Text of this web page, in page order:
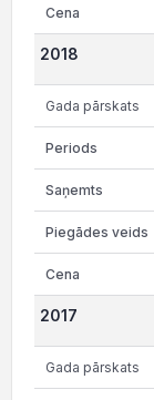
2018
Gada pārskats
2017
Gada pārskats